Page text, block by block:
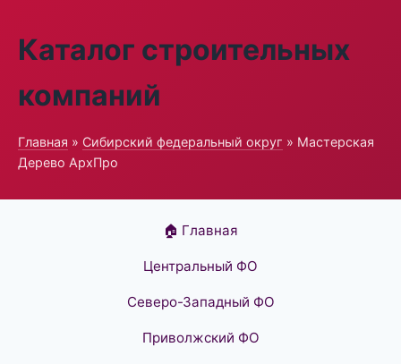
Каталог строительных
компаний
Главная » Сибирский федеральный округ » Мастерская
Дерево АрхПро
🏠 Главная
Центральный ФО
Северо-Западный ФО
Приволжский ФО